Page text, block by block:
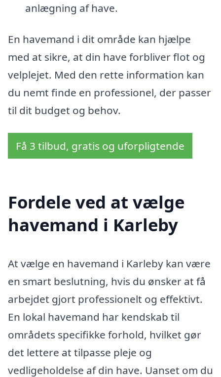
anlægning af have.
En havemand i dit område kan hjælpe
med at sikre, at din have forbliver flot og
velplejet. Med den rette information kan
du nemt finde en professionel, der passer
til dit budget og behov.
Få 3 tilbud, gratis og uforpligtende
Fordele ved at vælge
havemand i Karleby
At vælge en havemand i Karleby kan være
en smart beslutning, hvis du ønsker at få
arbejdet gjort professionelt og effektivt.
En lokal havemand har kendskab til
områdets specifikke forhold, hvilket gør
det lettere at tilpasse pleje og
vedligeholdelse af din have. Uanset om du